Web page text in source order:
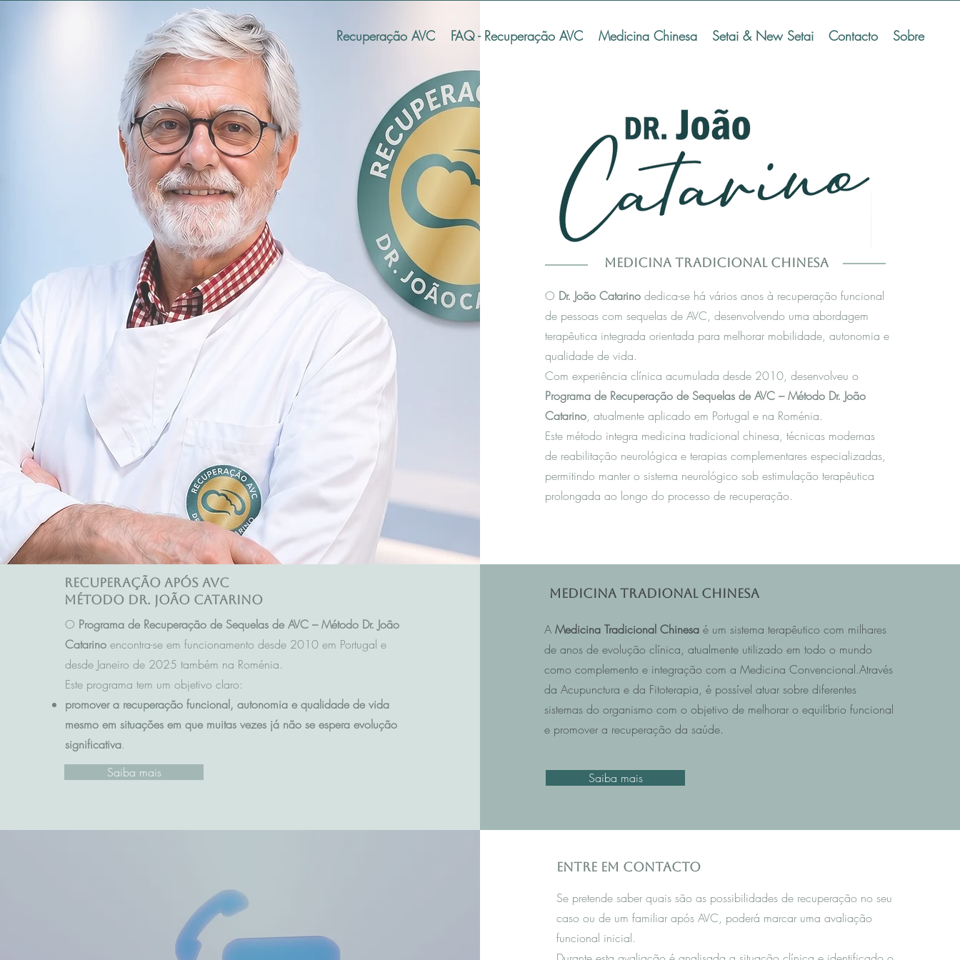
Recuperação AVC FAQ - Recuperação AVC Medicina Chinesa Setai & New Setai Contacto Sobre
Medicina Tradicional Chinesa
O Dr. João Catarino dedica-se há vários anos à recuperação funcional
de pessoas com sequelas de AVC, desenvolvendo uma abordagem
terapêutica integrada orientada para melhorar mobilidade, autonomia e
qualidade de vida.
Com experiência clínica acumulada desde 2010, desenvolveu o
Programa de Recuperação de Sequelas de AVC – Método Dr. João
Catarino, atualmente aplicado em Portugal e na Roménia.
Este método integra medicina tradicional chinesa, técnicas modernas
de reabilitação neurológica e terapias complementares especializadas,
permitindo manter o sistema neurológico sob estimulação terapêutica
prolongada ao longo do processo de recuperação.
Recuperação após AVC
Método Dr. João Catarino
O Programa de Recuperação de Sequelas de AVC – Método Dr. João
Catarino encontra-se em funcionamento desde 2010 em Portugal e
desde Janeiro de 2025 também na Roménia.
Este programa tem um objetivo claro:
promover a recuperação funcional, autonomia e qualidade de vida
mesmo em situações em que muitas vezes já não se espera evolução
significativa.
Saiba mais
Medicina Tradional Chinesa
A Medicina Tradicional Chinesa é um sistema terapêutico com milhares
de anos de evolução clínica, atualmente utilizado em todo o mundo
como complemento e integração com a Medicina Convencional.Através
da Acupunctura e da Fitoterapia, é possível atuar sobre diferentes
sistemas do organismo com o objetivo de melhorar o equilíbrio funcional
e promover a recuperação da saúde.
Saiba mais
Entre em contacto
Se pretende saber quais são as possibilidades de recuperação no seu
caso ou de um familiar após AVC, poderá marcar uma avaliação
funcional inicial.